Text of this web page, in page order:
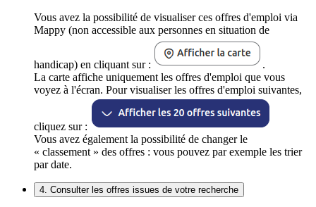
Vous avez la possibilité de visualiser ces offres d'emploi via
Mappy (non accessible aux personnes en situation de
handicap) en cliquant sur :
.
La carte affiche uniquement les offres d'emploi que vous
voyez à l'écran. Pour visualiser les offres d'emploi suivantes,
cliquez sur :
Vous avez également la possibilité de changer le
« classement » des offres : vous pouvez par exemple les trier
par date.
4. Consulter les offres issues de votre recherche